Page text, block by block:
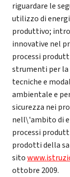
riguardare le
utilizzo di
produttivo;
innovative nel
processi
strumenti per
tecniche e
ambientale e
sicurezza nei
nell\'ambito di
processi
prodotti della
sito
ottobre 2009.